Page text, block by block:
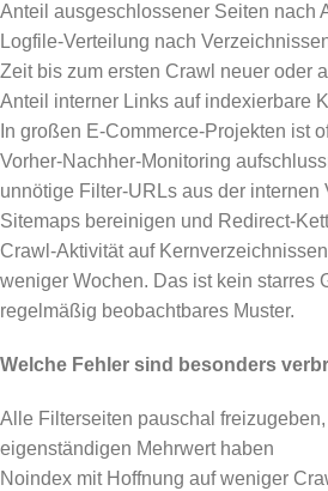
Anteil ausgeschlossener Seiten nach
Logfile-Verteilung nach
Zeit bis zum ersten Crawl neuer oder
Anteil interner Links auf indexierbare
In großen E-Commerce-Projekten ist
Vorher-Nachher-Monitoring
unnötige Filter-URLs aus der internen
Sitemaps bereinigen und Redirect-
Crawl-Aktivität auf
weniger Wochen. Das ist kein starres
regelmäßig beobachtbares Muster.
Welche Fehler sind besonders
Alle Filterseiten pauschal
eigenständigen Mehrwert haben
Noindex mit Hoffnung auf weniger